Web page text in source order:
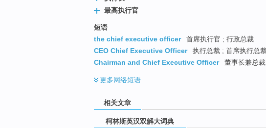
最高执行官
短语
the chief executive officer
首席执行官 ; 行政总裁
CEO Chief Executive Officer
执行总裁 ; 首席执行总
Chairman and Chief Executive Officer
董事长兼总裁
更多网络短语
相关文章
柯林斯英汉双解大词典